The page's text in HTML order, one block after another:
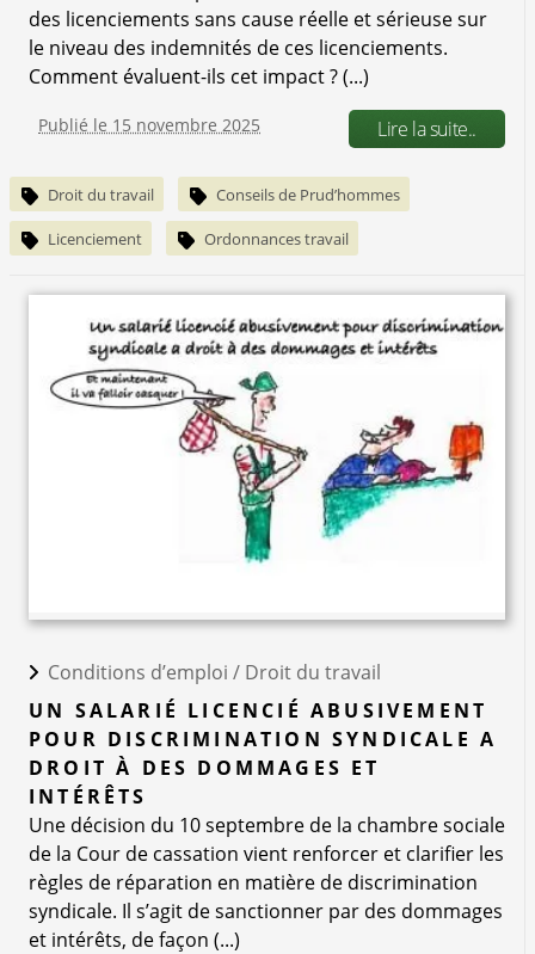
des licenciements sans cause réelle et sérieuse sur
le niveau des indemnités de ces licenciements.
Comment évaluent-ils cet impact ? (...)
Publié le 15 novembre 2025 Lire la suite..
Droit du travail Conseils de Prud’hommes
Licenciement Ordonnances travail
Conditions d’emploi / Droit du travail
UN SALARIÉ LICENCIÉ ABUSIVEMENT
POUR DISCRIMINATION SYNDICALE A
DROIT À DES DOMMAGES ET
INTÉRÊTS
Une décision du 10 septembre de la chambre sociale
de la Cour de cassation vient renforcer et clarifier les
règles de réparation en matière de discrimination
syndicale. Il s’agit de sanctionner par des dommages
et intérêts, de façon (...)